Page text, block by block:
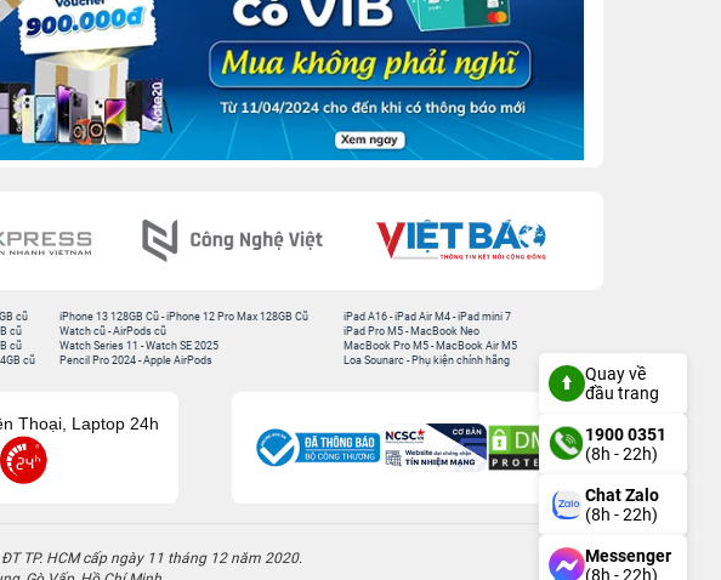
cũ
cũ
cũ
cũ
iPhone 13 128GB Cũ -iPhone 12 Pro Max 128GB Cũ
Watch cũ -AirPods cũ
Watch Series 11 -Watch SE 2025
Pencil Pro 2024 -Apple AirPods
iPad A16 -iPad Air M4 -iPad mini 7
iPad Pro M5 - MacBook Neo
MacBook Pro M5 - MacBook Air M5
Loa Sounarc - Phụ kiện chính hãng
Thoại, Laptop 24h
ĐT TP. HCM cấp ngày 11 tháng 12 năm 2020.
Quay về
đầu trang
1900 0351
(8h - 22h)
Chat Zalo
(8h - 22h)
Messenger
(8h - 22h)